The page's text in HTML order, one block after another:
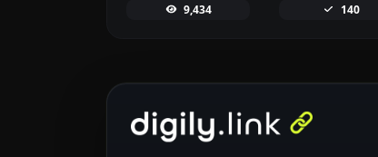
9,434 140